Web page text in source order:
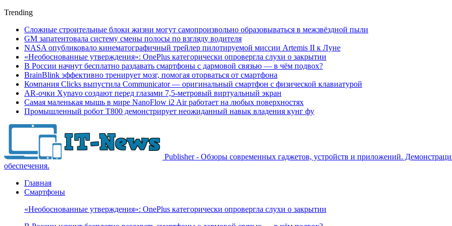
Trending
Сложные строительные блоки жизни могут самопроизвольно образовываться в межзвёздной пыли
GM запатентовала систему смены полосы по взгляду водителя
NASA опубликовало кинематографичный трейлер пилотируемой миссии Artemis II к Луне
«Необоснованные утверждения»: OnePlus категорически опровергла слухи о закрытии
В России начнут бесплатно раздавать смартфоны с дармовой связью — в чём подвох?
BrainBlink эффективно тренирует мозг, помогая оторваться от смартфона
Компания Clicks выпустила Communicator — оригинальный смартфон с физической клавиатурой
AR-очки Xynavo создают перед глазами 7,5-метровый виртуальный экран
Самая маленькая мышь в мире NanoFlow i2 Air работает на любых поверхностях
Промышленный робот Т800 демонстрирует неожиданный навык владения кунг фу
Publisher - Обзоры современных гаджетов, устройств и приложений.
обеспечения.
Главная
Смартфоны
«Необоснованные утверждения»: OnePlus категорически опровергла слухи о закрытии